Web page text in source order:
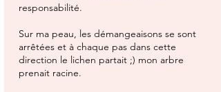
responsabilité.
Sur ma peau, les démangeaisons se sont
arrêtées et à chaque pas dans cette
direction le lichen partait ;) mon arbre
prenait racine.